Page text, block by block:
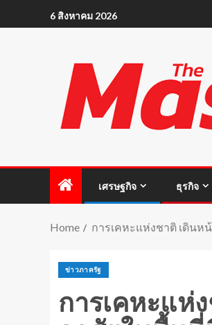
6 สิงหาคม 2026
เศรษฐกิจ ธุรกิจ
Home การเคหะแห่งชาติ เดิน
ข่าวภาครัฐ
การเคหะแ